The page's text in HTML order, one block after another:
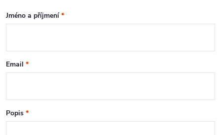
k
v
p
i
Jméno a příjmení *
Email *
Popis *